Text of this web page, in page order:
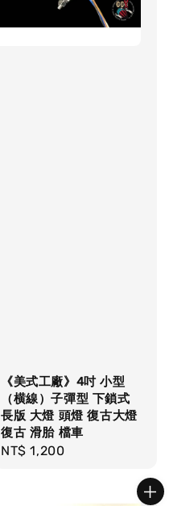
《美式工廠》4吋 小型
（横線）子彈型 下鎖式
長版 大燈 頭燈 復古大燈
復古 滑胎 檔車
Regular
NT$ 1,200